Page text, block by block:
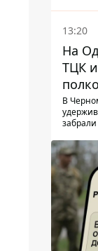
13:20
На
ТЦК
В